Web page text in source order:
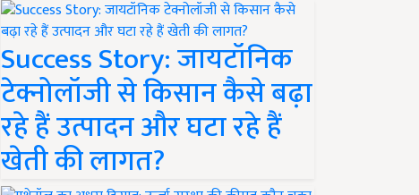
Success Story: जायटॉनिक
टेक्नोलॉजी से किसान कैसे बढ़ा
रहे हैं उत्पादन और घटा रहे हैं
खेती की लागत?